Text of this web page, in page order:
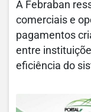
A Febraban
comerciais e
pagamentos
entre
eficiência do